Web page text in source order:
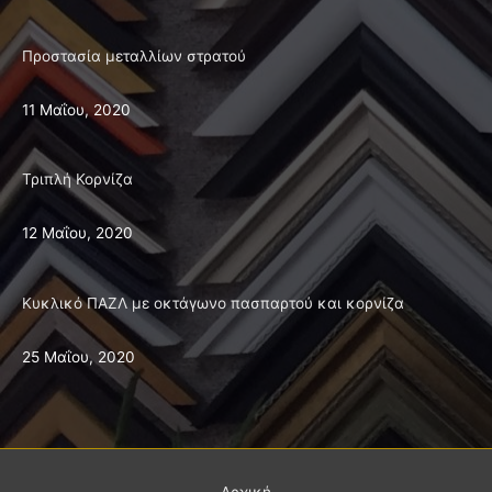
Προστασία μεταλλίων στρατού
11 Μαΐου, 2020
Τριπλή Κορνίζα
12 Μαΐου, 2020
Κυκλικό ΠΑΖΛ με οκτάγωνο πασπαρτού και κορνίζα
25 Μαΐου, 2020